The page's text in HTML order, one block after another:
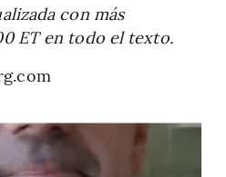
con más
ET en todo el texto.